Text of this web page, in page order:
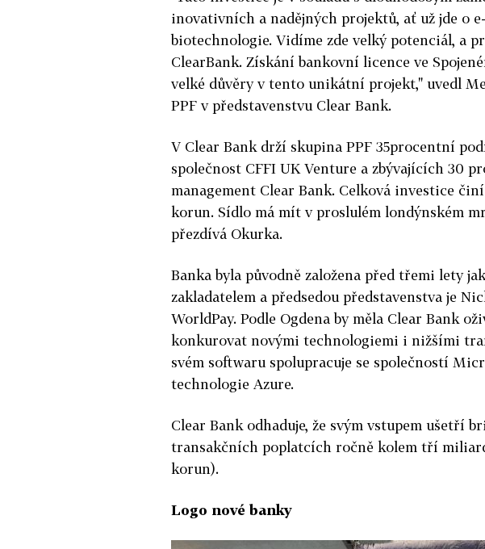
inovativních a nadějných projektů, ať už jde o
biotechnologie. Vidíme zde velký potenciál, a
ClearBank. Získání bankovní licence ve
velké důvěry v tento unikátní projekt," uvedl
PPF v představenstvu Clear Bank.
V Clear Bank drží skupina PPF 35procentní
společnost CFFI UK Venture a zbývajících 30
management Clear Bank. Celková investice
korun. Sídlo má mít v proslulém londýnském
přezdívá Okurka.
Banka byla původně založena před třemi lety
zakladatelem a předsedou představenstva je
WorldPay. Podle Ogdena by měla Clear Bank
konkurovat novými technologiemi i nižšími
svém softwaru spolupracuje se společností
technologie Azure.
Clear Bank odhaduje, že svým vstupem ušetří
transakčních poplatcích ročně kolem tří
korun).
Logo nové banky